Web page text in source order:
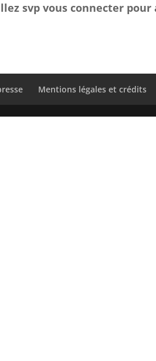
svp vous connecter
Mentions légales et crédits